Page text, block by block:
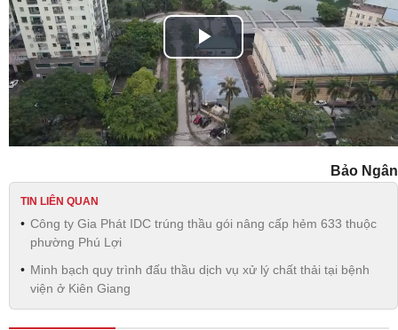
Play
Video
Bảo Ngân
TIN LIÊN QUAN
Công ty Gia Phát IDC trúng thầu gói nâng cấp hẻm 633 thuộc
phường Phú Lợi
Minh bạch quy trình đấu thầu dịch vụ xử lý chất thải tại bệnh
viện ở Kiên Giang